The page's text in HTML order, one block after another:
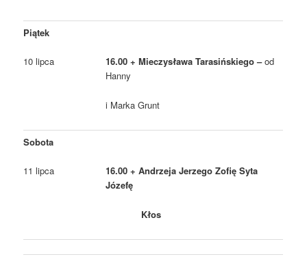
Piątek
10 lipca 16.00 + Mieczysława Tarasińskiego –od
Hanny
i Marka Grunt
Sobota
11 lipca
16.00 + Andrzeja Jerzego Zofię Syta
Józefę
Kłos